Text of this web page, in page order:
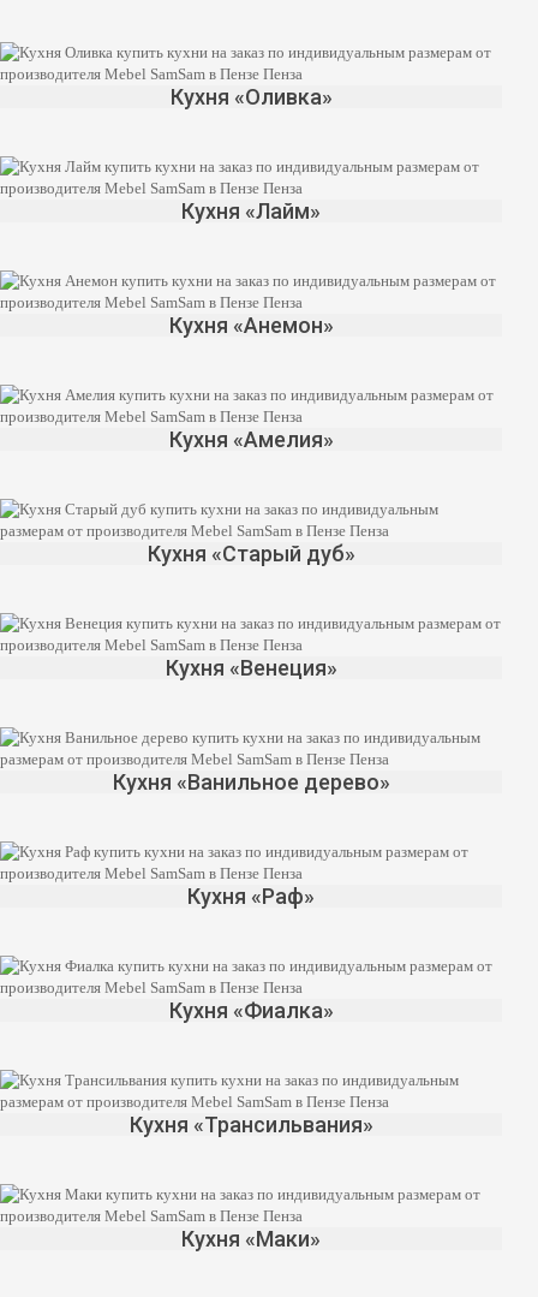
Кухня «Оливка»
Кухня «Лайм»
Кухня «Анемон»
Кухня «Амелия»
Кухня «Старый дуб»
Кухня «Венеция»
Кухня «Ванильное дерево»
Кухня «Раф»
Кухня «Фиалка»
Кухня «Трансильвания»
Кухня «Маки»